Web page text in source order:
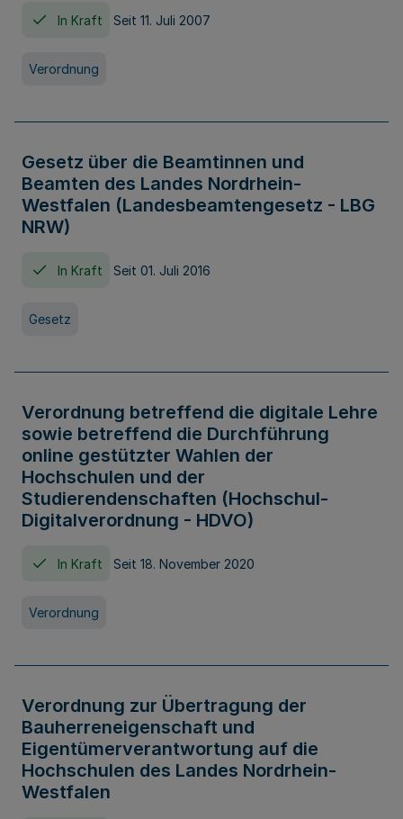
In Kraft Seit 11. Juli 2007
Verordnung
Gesetz über die Beamtinnen und
Beamten des Landes Nordrhein-
Westfalen (Landesbeamtengesetz - LBG
NRW)
In Kraft Seit 01. Juli 2016
Gesetz
Verordnung betreffend die digitale Lehre
sowie betreffend die Durchführung
online gestützter Wahlen der
Hochschulen und der
Studierendenschaften (Hochschul-
Digitalverordnung - HDVO)
In Kraft Seit 18. November 2020
Verordnung
Verordnung zur Übertragung der
Bauherreneigenschaft und
Eigentümerverantwortung auf die
Hochschulen des Landes Nordrhein-
Westfalen